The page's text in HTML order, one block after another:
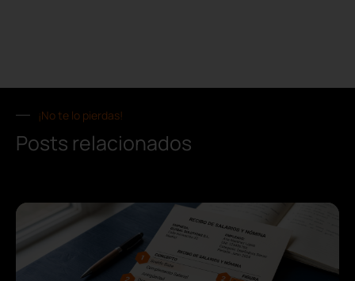
¡No te lo pierdas!
Posts relacionados